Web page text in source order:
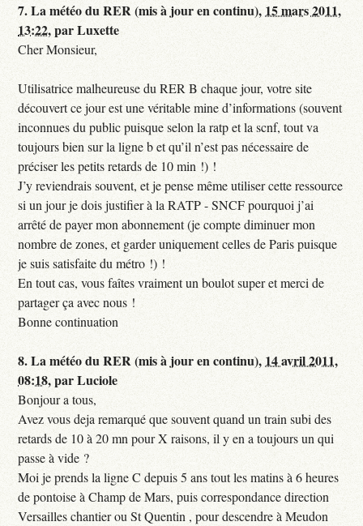
7.La météo du RER (mis à jour en continu), 15 mars 2011,
13:22,parLuxette
Cher Monsieur,
Utilisatrice malheureuse du RER B chaque jour, votre site
découvert ce jour est une véritable mine d’informations (souvent
inconnues du public puisque selon la ratp et la scnf, tout va
toujours bien sur la ligne b et qu’il n’est pas nécessaire de
préciser les petits retards de 10 min !) !
J’y reviendrais souvent, et je pense même utiliser cette ressource
si un jour je dois justifier à la RATP - SNCF pourquoi j’ai
arrêté de payer mon abonnement (je compte diminuer mon
nombre de zones, et garder uniquement celles de Paris puisque
je suis satisfaite du métro !) !
En tout cas, vous faîtes vraiment un boulot super et merci de
partager ça avec nous !
Bonne continuation
8.La météo du RER (mis à jour en continu), 14 avril 2011,
08:18,parLuciole
Bonjour a tous,
Avez vous deja remarqué que souvent quand un train subi des
retards de 10 à 20 mn pour X raisons, il y en a toujours un qui
passe à vide ?
Moi je prends la ligne C depuis 5 ans tout les matins à 6 heures
de pontoise à Champ de Mars, puis correspondance direction
Versailles chantier ou St Quentin , pour descendre à Meudon